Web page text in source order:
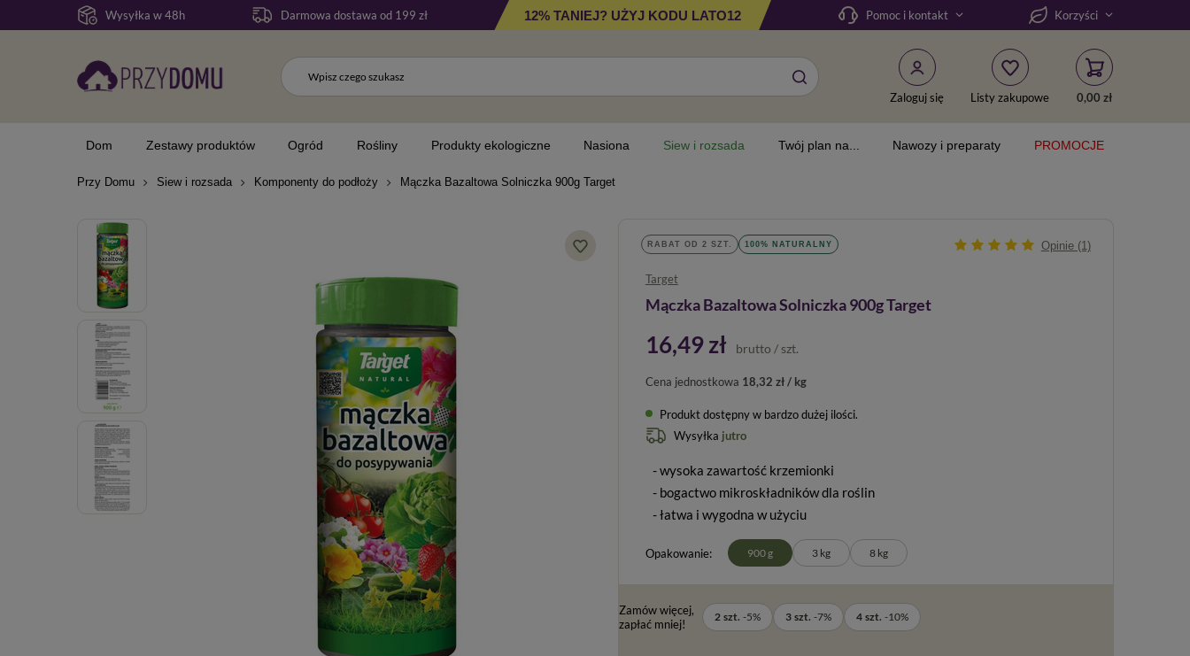
Wysyłka w 48h Darmowa dostawa od 199 zł 12% TANIEJ? UŻYJ KODU LATO12 Pomoc i kontakt Korzyści
Zaloguj się Listy zakupowe 0,00 zł
Dom Zestawy produktów Ogród Rośliny Produkty ekologiczne Nasiona Siew i rozsada Twój plan na... Nawozy i preparaty PROMOCJE
Przy Domu Siew i rozsada Komponenty do podłoży Mączka Bazaltowa Solniczka 900g Target
RABAT OD 2 SZT. 100% NATURALNY Opinie (1)
Target
Mączka Bazaltowa Solniczka 900g Target
16,49 zł brutto / szt.
Cena jednostkowa 18,32 zł / kg
Produkt dostępny w bardzo dużej ilości
Wysyłka jutro
- wysoka zawartość krzemionki
- bogactwo mikroskładników dla roślin
- łatwa i wygodna w użyciu
Opakowanie 900 g 3 kg 8 kg
Zamów więcej,
zapłać mniej!
2 szt. -5% 3 szt. -7% 4 szt. -10%